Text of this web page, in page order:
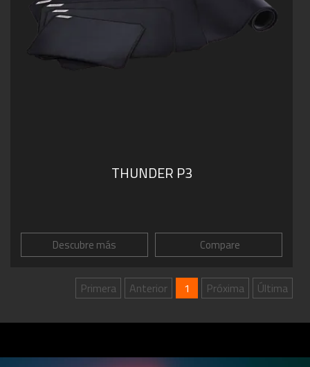
THUNDER P3
Descubre más Compare
Primera Anterior 1 Próxima Última